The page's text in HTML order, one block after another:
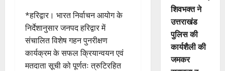
*हरिद्वार। भारत निर्वाचन आयोग के
निर्देशानुसार जनपद हरिद्वार में
संचालित विशेष गहन पुनरीक्षण
कार्यक्रम के सफल क्रियान्वयन एवं
मतदाता सूची को पूर्णतः त्रुटिरहित
शिवभक्त ने
उत्तराखंड
पुलिस की
कार्यशैली की
जमकर